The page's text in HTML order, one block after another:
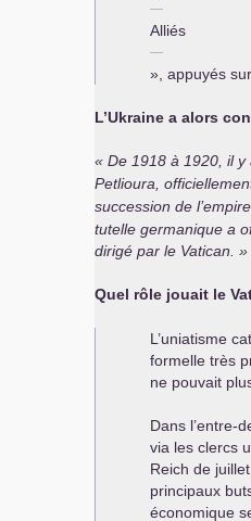
Alliés
», appuyés
L’Ukraine a alors
De 1918 à 1920, il y
Petlioura,
succession de
tutelle germanique a
dirigé par le Vatican.
Quel rôle jouait le
L’uniatisme
formelle très
ne pouvait
Dans l’entre-
via les clercs
Reich de
principaux
économique